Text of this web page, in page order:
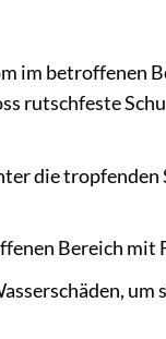
im betroffenen
rutschfeste
die tropfenden
Bereich mit
um